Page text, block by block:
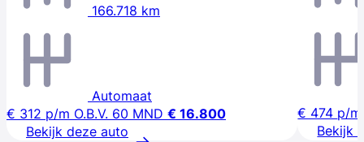
166.718 km
Automaat
€ 312 p/m O.B.V. 60 MND € 16.800
Bekijk deze auto
€ 474 p/m
Bekijk